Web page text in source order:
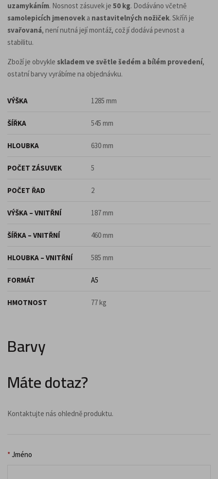
uzamykáním. Nosnost zásuvek je 50 kg. Dodáváno včetně
samolepicích jmenovek a nastavitelných nožiček. Skříň je
svařovaná, není nutná její montáž, což jí dodává pevnost a
stabilitu.
Zboží je obvykle skladem ve světle šedém a bílém provedení,
ostatní barvy vyrábíme na objednávku.
VÝŠKA 1285 mm
ŠÍŘKA 545 mm
HLOUBKA 630 mm
POČET ZÁSUVEK 5
POČET ŘAD 2
VÝŠKA – VNITŘNÍ 187 mm
ŠÍŘKA – VNITŘNÍ 460 mm
HLOUBKA – VNITŘNÍ 585 mm
FORMÁT A5
HMOTNOST 77 kg
Barvy
Máte dotaz?
Kontaktujte nás ohledně produktu.
*Jméno